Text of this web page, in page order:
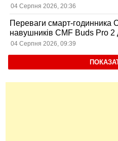
04 Серпня 2026, 20:36
Переваги смарт-годинника
навушників CMF Buds Pro 2
користувачів
04 Серпня 2026, 09:39